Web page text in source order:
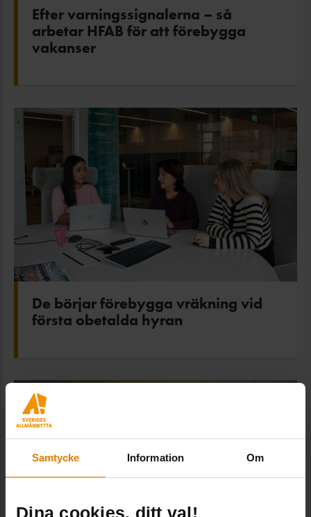
Samtycke Information Om
Dina cookies, ditt val!
Efter varningssignalerna – så
arbetar HFAB för att förebygga
vakanser
De börjar förebygga vräkning vid
första obetalda hyran